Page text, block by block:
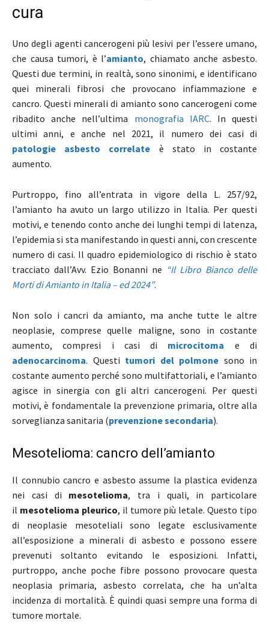
cura
Uno degli agenti cancerogeni più lesivi per l’essere umano,
che causa tumori, è l’amianto, chiamato anche asbesto.
Questi due termini, in realtà, sono sinonimi, e identificano
quei minerali fibrosi che provocano infiammazione e
cancro. Questi minerali di amianto sono cancerogeni come
ribadito anche nell’ultima monografia IARC. In questi
ultimi anni, e anche nel 2021, il numero dei casi di
patologie asbesto correlate
è stato in costante
aumento.
Purtroppo, fino all’entrata in vigore della L. 257/92,
l’amianto ha avuto un largo utilizzo in Italia. Per questi
motivi, e tenendo conto anche dei lunghi tempi di latenza,
l’epidemia si sta manifestando in questi anni, con crescente
numero di casi. Il quadro epidemiologico di rischio è stato
tracciato dall’Avv. Ezio Bonanni ne “Il Libro Bianco delle
Morti di Amianto in Italia – ed 2024”.
Non solo i cancri da amianto, ma anche tutte le altre
neoplasie, comprese quelle maligne, sono in costante
aumento, compresi i casi di microcitoma e di
adenocarcinoma. Questi tumori del polmone sono in
costante aumento perché sono multifattoriali, e l’amianto
agisce in sinergia con gli altri cancerogeni. Per questi
motivi, è fondamentale la prevenzione primaria, oltre alla
sorveglianza sanitaria (prevenzione secondaria).
Mesotelioma: cancro dell’amianto
Il connubio cancro e asbesto assume la plastica evidenza
nei casi di mesotelioma, tra i quali, in particolare
il mesotelioma pleurico, il tumore più letale. Questo tipo
di neoplasie mesoteliali sono legate esclusivamente
all’esposizione a minerali di asbesto e possono essere
prevenuti soltanto evitando le esposizioni. Infatti,
purtroppo, anche poche fibre possono provocare questa
neoplasia primaria, asbesto correlata, che ha un’alta
incidenza di mortalità. È quindi quasi sempre una forma di
tumore mortale.